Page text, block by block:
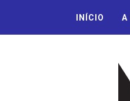
INÍCIO A